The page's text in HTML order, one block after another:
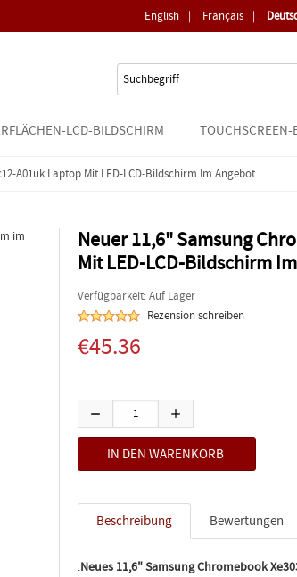
English | Français |
LCD-BILDSCHIRM TOUCHSCREEN-
A01uk Laptop Mit LED-LCD-Bildschirm Im Angebot
Neuer 11,6" Samsung
Mit LED-LCD-Bildschirm
Verfügbarkeit: Auf Lager
Rezension schreiben
€45.36
Beschreibung Bewertungen
.Neues 11,6" Samsung Chromebook